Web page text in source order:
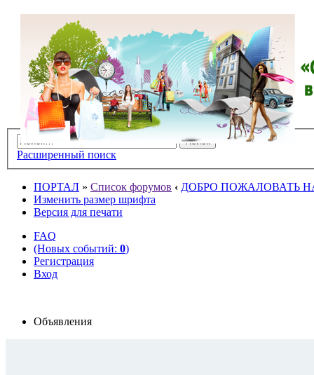
Расширенный поиск
ПОРТАЛ » Список форумов ‹ ДОБРО ПОЖАЛОВАТЬ
Изменить размер шрифта
Версия для печати
FAQ
(Новых событий: 0)
Регистрация
Вход
Объявления